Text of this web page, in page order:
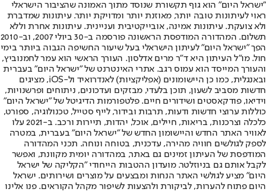
"ישראל היום" הוא גוף תקשורת שנוסד מתוך האמונה שהציבור הישראלי
ראוי לעיתונות טובה יותר, מאוזנת יותר ומדויקת יותר. עיתונות שמדברת
ולא צועקת. עיתונות אמינה, אובייקטיבית ועניינית. עיתונות אחרת וללא
תשלום. המהדורה המודפסת הראשונה פורסמה ב-30 ביולי 2007, וב-2010
הפך "ישראל היום" לעיתון הישראלי בעל שיעור החשיפה הגבוה ביותר בימי
חול. מו"ל העיתון היא ד"ר מרים אדלסון. העורך הראשי הוא עמר לחמנוביץ,
והעורך המייסד הוא עמוס רגב. אתרי האינטרנט של "ישראל היום" בעברית
ובאנגלית, כמו כן היישומונים (אפליקציות) לאנדרואיד ול-iOS, מציגים
חדשות מסביב לשעון, תוכן בלעדי, מבזקים ועדכונים, ניתוחים ופרשנויות,
וידיאו, פודקאסטים ושידורים חיים. פלטפורמות הדיגיטל של "ישראל היום"
כוללות ערוצי חדשות ודעות, תרבות ובידור, לייף סטייל, טכנולוגיה, ספורט,
כלכלה וצרכנות, בריאות, חיילים, אוכל, יהדות, תיירות ורכב. ב-2021 עלו
לאוויר האתר החדש והיישומון החדש של "ישראל היום" בעברית, במטרה
לספק לגולשים חוויה מהירה, עדכנית, בטוחה ונוחה. תכני המהדורה
המודפסת של העיתון זמינים גם באתר, במהדורה יומית מקוונת, ואפשר
לקבל אותם גם בניוזלטר. מועדון ההטבות הייחודי "הקליקה של ישראל
היום" מציע לגולשי האתר הנחות ומבצעים על מוצרים ושירותים. ישראל
היום פתוח להערות, לביקורת ולהצעות לשיפור מקהל הקוראים. פנו אלינו